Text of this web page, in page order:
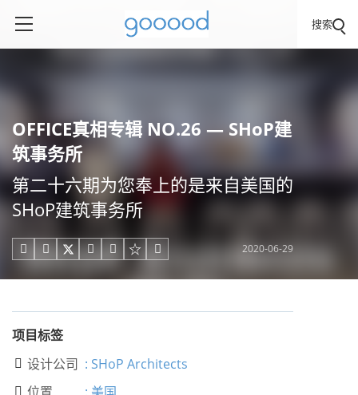
搜索
OFFICE真相专辑 NO.26 — SHoP建
筑事务所
第二十六期为您奉上的是来自美国的
SHoP建筑事务所
     2020-06-29
项目标签
 设计公司 : SHoP Architects
